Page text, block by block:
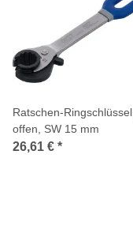
Ratschen-Ringschlüssel,
offen, SW 15 mm
26,61 € *